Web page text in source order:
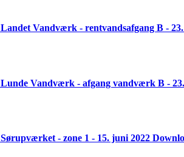
Landet Vandværk - rentvandsafgang B - 23.
Lunde Vandværk - afgang vandværk B - 23.
Sørupværket - zone 1 - 15. juni 2022